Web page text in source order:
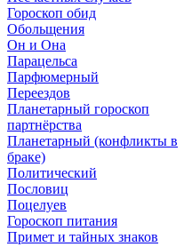
Гороскоп обид
Обольщения
Он и Она
Парацельса
Парфюмерный
Переездов
Планетарный гороскоп
партнёрства
Планетарный (конфликты в
браке)
Политический
Пословиц
Поцелуев
Гороскоп питания
Примет и тайных знаков